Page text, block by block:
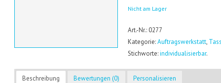
Nicht am Lager
Art.-Nr.: 0277
Kategorie:Auftragswerkstatt,
Stichworte:individualisierbar.
Beschreibung Bewertungen (0) Personalisieren